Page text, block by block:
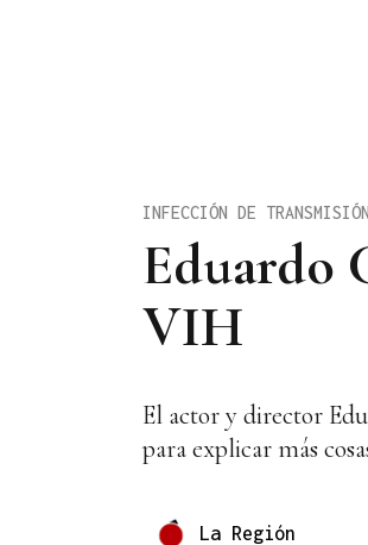
Eduardo
VIH
INFECCIÓN DE
El actor y director
para explicar más
La Región